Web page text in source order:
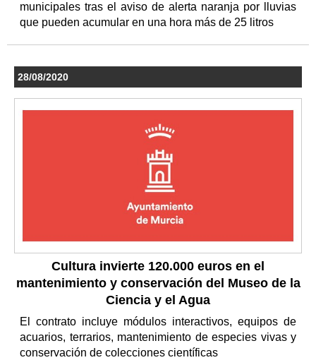
municipales tras el aviso de alerta naranja por lluvias
que pueden acumular en una hora más de 25 litros
28/08/2020
Cultura invierte 120.000 euros en el
mantenimiento y conservación del Museo de la
Ciencia y el Agua
El contrato incluye módulos interactivos, equipos de
acuarios, terrarios, mantenimiento de especies vivas y
conservación de colecciones científicas